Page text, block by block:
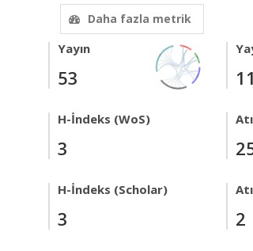
Daha fazla metrik
Yayın
53 11
H-İndeks (WoS)
3
H-İndeks (Scholar)
3 2